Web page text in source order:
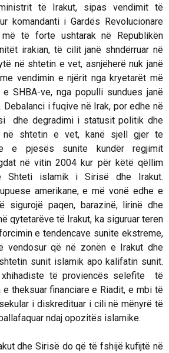
të Irakut, sipas vendimit të
komandanti i Gardës Revolucionare
më të forte ushtarak në Republikën
irakian, të cilit janë shndërruar në
në shtetin e vet, asnjëherë nuk janë
vendimin e njërit nga kryetarët më
SHBA-ve, nga populli sundues janë
Debalanci i fuqive në Irak, por edhe në
dhe degradimi i statusit politik dhe
në shtetin e vet, kanë sjell gjer te
e pjesës sunite kundër regjimit
në vitin 2004 kur për këtë qëllim
Shteti islamik i Sirisë dhe Irakut.
amerikane, e më vonë edhe e
sigurojë paqen, barazinë, lirinë dhe
qytetarëve të Irakut, ka siguruar teren
e tendencave sunite ekstreme,
vendosur që në zonën e Irakut dhe
sunit islamik apo kalifatin sunit.
xhihadiste të proviencës selefite të
e theksuar financiare e Riadit, e mbi të
i diskredituar i cili në mënyrë të
ndaj opozitës islamike.
dhe Sirisë do që të fshijë kufijtë në